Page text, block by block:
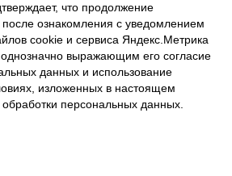
что продолжение
после ознакомления с уведомлением
cookie и сервиса Яндекс.Метрика
выражающим его согласие
данных и использование
изложенных в настоящем
персональных данных.